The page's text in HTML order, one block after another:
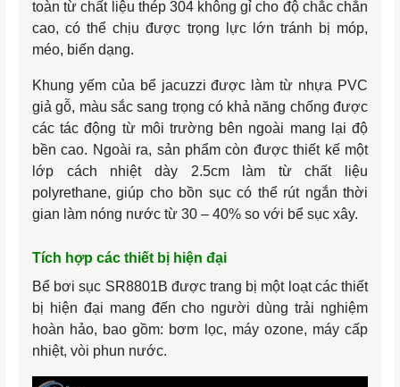
toàn từ chất liệu thép 304 không gỉ cho độ chắc chắn
cao, có thể chịu được trọng lực lớn tránh bị móp,
méo, biến dạng.
Khung yếm của bể jacuzzi được làm từ nhựa PVC
giả gỗ, màu sắc sang trọng có khả năng chống được
các tác động từ môi trường bên ngoài mang lại độ
bền cao. Ngoài ra, sản phẩm còn được thiết kế một
lớp cách nhiệt dày 2.5cm làm từ chất liệu
polyrethane, giúp cho bồn sục có thể rút ngắn thời
gian làm nóng nước từ 30 – 40% so với bể sục xây.
Tích hợp các thiết bị hiện đại
Bể bơi sục SR8801B được trang bị một loạt các thiết
bị hiện đại mang đến cho người dùng trải nghiệm
hoàn hảo, bao gồm: bơm lọc, máy ozone, máy cấp
nhiệt, vòi phun nước.